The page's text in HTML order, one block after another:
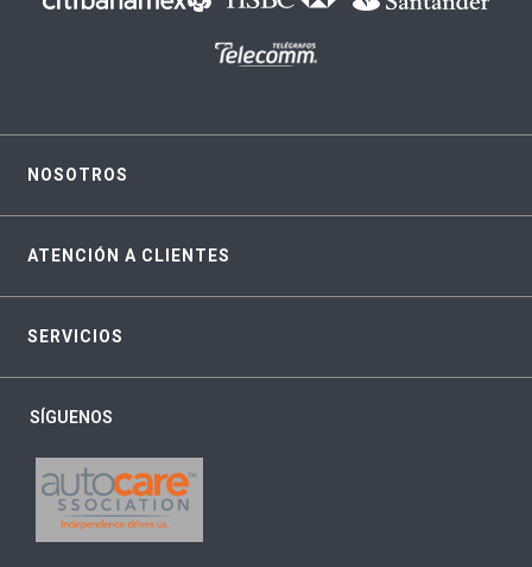
NOSOTROS
ATENCIÓN A CLIENTES
SERVICIOS
SÍGUENOS